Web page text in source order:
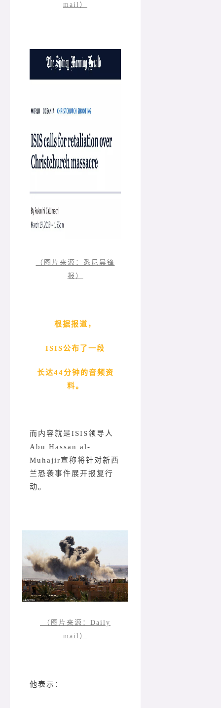
mail）
（图片来源：悉尼晨锋
报）
根据报道，
ISIS公布了一段
长达44分钟的音频资
料。
而内容就是ISIS领导人
Abu Hassan al-
Muhajir宣称将针对新西
兰恐袭事件展开报复行
动。
（图片来源：Daily
mail）
他表示：